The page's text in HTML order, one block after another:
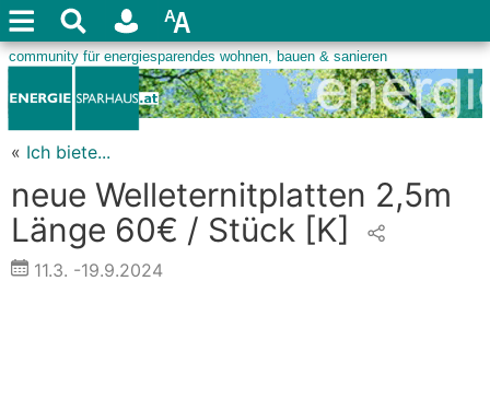
« Ich biete...
neue Welleternitplatten 2,5m
Länge 60€ / Stück [K]
11.3. -19.9.2024